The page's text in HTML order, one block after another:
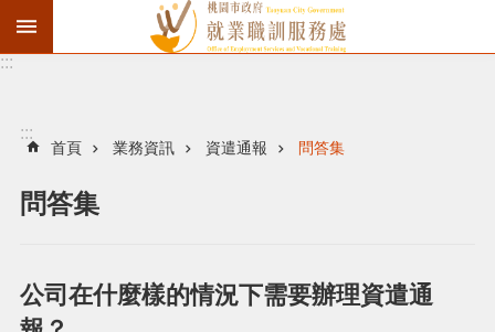
報
徵
才
失
:::
:::
首頁 業務資訊 資遣通報 問答集
問答集
公司在什麼樣的情況下需要辦理資遣通